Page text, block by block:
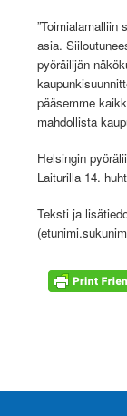
”Toimialamalliin
asia.
pyöräilijän
pääsemme
mahdollista
Helsingin
Laiturilla 14.
Teksti ja
(